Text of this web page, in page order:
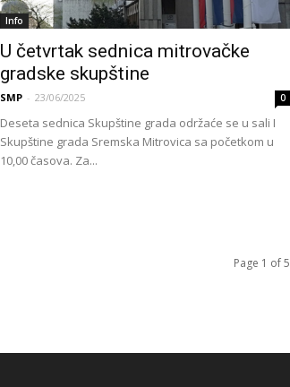
Info
U četvrtak sednica mitrovačke
gradske skupštine
SMP - 23/06/2025 0
Deseta sednica Skupštine grada održaće se u sali I
Skupštine grada Sremska Mitrovica sa početkom u
10,00 časova. Za...
Page 1 of 5